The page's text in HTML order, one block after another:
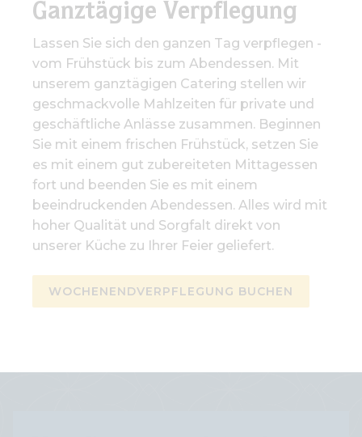
Ganztägige Verpflegung
Lassen Sie sich den ganzen Tag verpflegen -
vom Frühstück bis zum Abendessen. Mit
unserem ganztägigen Catering stellen wir
geschmackvolle Mahlzeiten für private und
geschäftliche Anlässe zusammen. Beginnen
Sie mit einem frischen Frühstück, setzen Sie
es mit einem gut zubereiteten Mittagessen
fort und beenden Sie es mit einem
beeindruckenden Abendessen. Alles wird mit
hoher Qualität und Sorgfalt direkt von
unserer Küche zu Ihrer Feier geliefert.
WOCHENENDVERPFLEGUNG BUCHEN